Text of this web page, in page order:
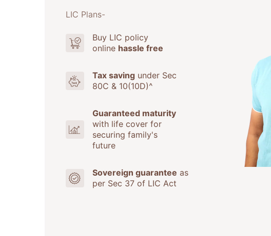
LIC Plans-
Buy LIC policy
online hassle free
Tax saving under Sec
80C & 10(10D)^
Guaranteed maturity
with life cover for
securing family's
future
Sovereign guarantee as
per Sec 37 of LIC Act